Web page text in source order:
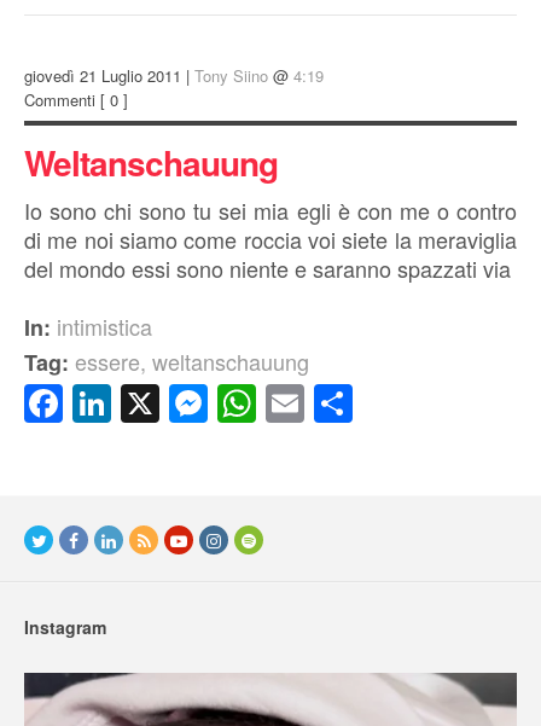
giovedì 21 Luglio 2011 | Tony Siino @ 4:19
Commenti [ 0 ]
Weltanschauung
Io sono chi sono tu sei mia egli è con me o contro
di me noi siamo come roccia voi siete la meraviglia
del mondo essi sono niente e saranno spazzati via
In: intimistica
Tag: essere, weltanschauung
Facebook
LinkedIn
X Messenger
WhatsApp
Email
Instagram